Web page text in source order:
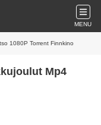
MENU
1080P Torrent Finnkino
Mp4